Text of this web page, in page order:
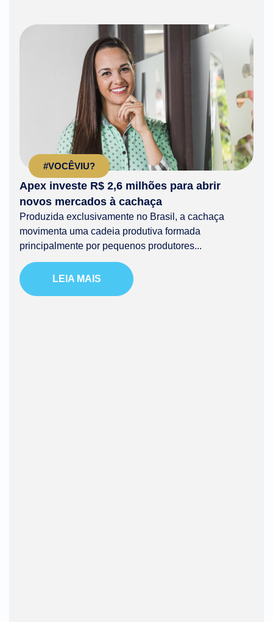
#VOCÊVIU?
Apex investe R$ 2,6 milhões para abrir
novos mercados à cachaça
Produzida exclusivamente no Brasil, a cachaça
movimenta uma cadeia produtiva formada
principalmente por pequenos produtores...
LEIA MAIS